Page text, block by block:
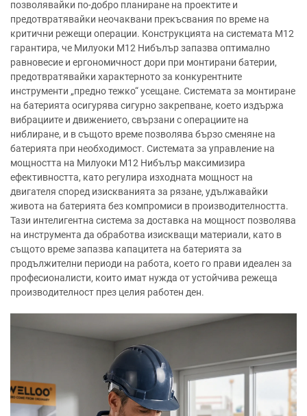
позволявайки по-добро планиране на проектите и
предотвратявайки неочаквани прекъсвания по време на
критични режещи операции. Конструкцията на системата М12
гарантира, че Милуоки М12 Нибълър запазва оптимално
равновесие и ергономичност дори при монтирани батерии,
предотвратявайки характерното за конкурентните
инструменти „предно тежко“ усещане. Системата за монтиране
на батерията осигурява сигурно закрепване, което издържа
вибрациите и движението, свързани с операциите на
ниблиране, и в същото време позволява бързо сменяне на
батерията при необходимост. Системата за управление на
мощността на Милуоки М12 Нибълър максимизира
ефективността, като регулира изходната мощност на
двигателя според изискванията за рязане, удължавайки
живота на батерията без компромиси в производителността.
Тази интелигентна система за доставка на мощност позволява
на инструмента да обработва изискващи материали, като в
същото време запазва капацитета на батерията за
продължителни периоди на работа, което го прави идеален за
професионалисти, които имат нужда от устойчива режеща
производителност през целия работен ден.